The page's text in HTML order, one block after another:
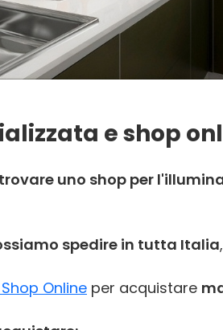
e shop
uno shop per
spedire in tutta Italia
Shop Online per acquistare